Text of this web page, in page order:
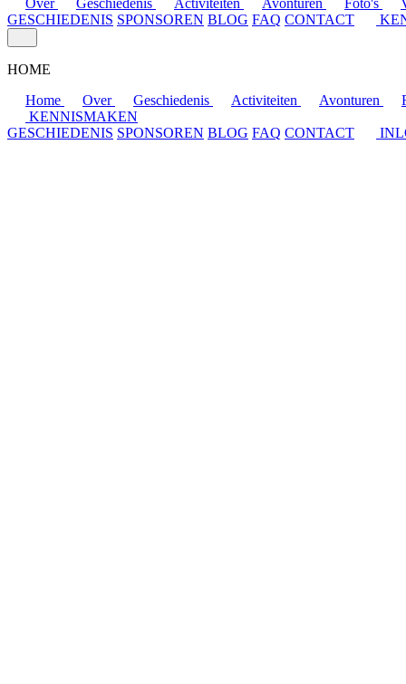
Over Geschiedenis Activiteiten Avonturen Foto's
GESCHIEDENIS SPONSOREN BLOG FAQ CONTACT
HOME
Home
Over Geschiedenis Activiteiten Avonturen
KENNISMAKEN
GESCHIEDENIS SPONSOREN BLOG FAQ CONTACT